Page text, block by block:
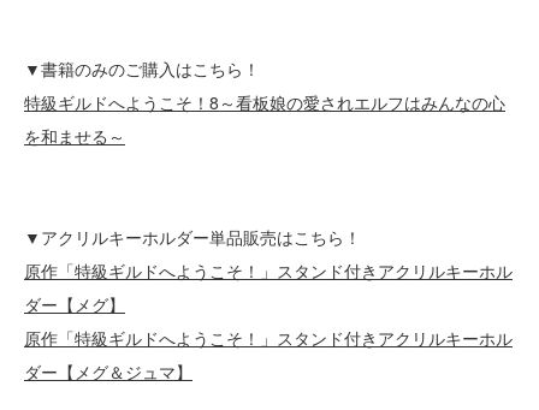
▼書籍のみのご購入はこちら！
特級ギルドへようこそ！8～看板娘の愛されエルフはみんなの心
を和ませる～
▼アクリルキーホルダー単品販売はこちら！
原作「特級ギルドへようこそ！」スタンド付きアクリルキーホル
ダー【メグ】
原作「特級ギルドへようこそ！」スタンド付きアクリルキーホル
ダー【メグ＆ジュマ】